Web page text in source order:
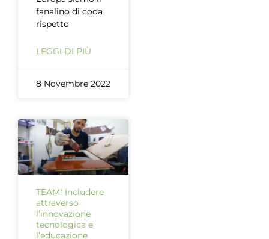
fanalino di coda
rispetto
LEGGI DI PIÙ
8 Novembre 2022
TEAM! Includere
attraverso
l’innovazione
tecnologica e
l’educazione